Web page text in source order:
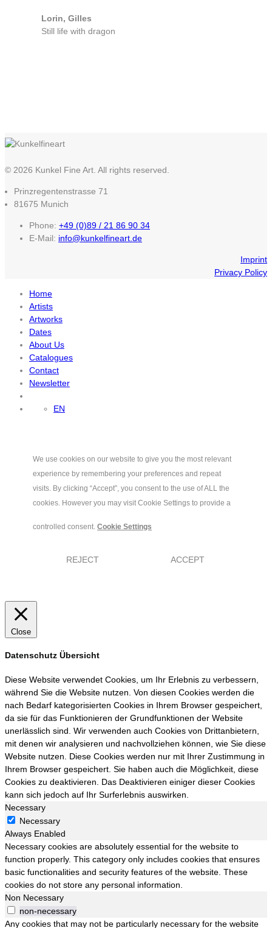
Lorin, Gilles
Still life with dragon
© 2026 Kunkel Fine Art. All rights reserved.
Prinzregentenstrasse 71
81675 Munich
Phone: +49 (0)89 / 21 86 90 34
E-Mail: info@kunkelfineart.de
Imprint
Privacy Policy
Home
Artists
Artworks
Dates
About Us
Catalogues
Contact
Newsletter
EN
We use cookies on our website to give you the most relevant
experience by remembering your preferences and repeat
visits. By clicking “Accept”, you consent to the use of ALL the
cookies. However you may visit Cookie Settings to provide a
controlled consent. Cookie Settings
REJECT ACCEPT
Close
Datenschutz Übersicht
Diese Website verwendet Cookies, um Ihr Erlebnis zu verbessern,
während Sie die Website nutzen. Von diesen Cookies werden die
nach Bedarf kategorisierten Cookies in Ihrem Browser gespeichert,
da sie für das Funktionieren der Grundfunktionen der Website
unerlässlich sind. Wir verwenden auch Cookies von Drittanbietern,
mit denen wir analysieren und nachvollziehen können, wie Sie diese
Website nutzen. Diese Cookies werden nur mit Ihrer Zustimmung in
Ihrem Browser gespeichert. Sie haben auch die Möglichkeit, diese
Cookies zu deaktivieren. Das Deaktivieren einiger dieser Cookies
kann sich jedoch auf Ihr Surferlebnis auswirken.
Necessary
Necessary
Always Enabled
Necessary cookies are absolutely essential for the website to
function properly. This category only includes cookies that ensures
basic functionalities and security features of the website. These
cookies do not store any personal information.
Non Necessary
non-necessary
Any cookies that may not be particularly necessary for the website